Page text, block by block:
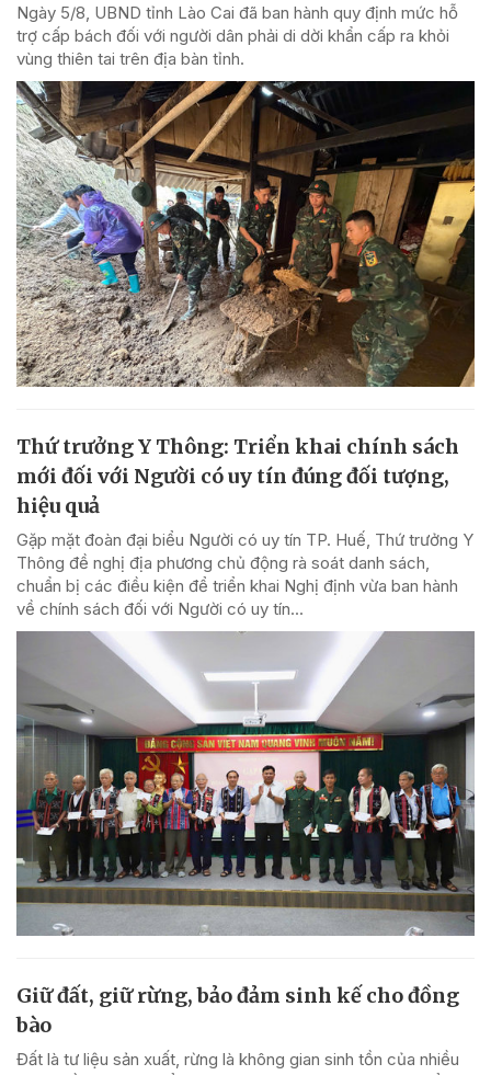
Ngày 5/8, UBND tỉnh Lào Cai đã ban hành quy định mức hỗ
trợ cấp bách đối với người dân phải di dời khẩn cấp ra khỏi
vùng thiên tai trên địa bàn tỉnh.
Thứ trưởng Y Thông: Triển khai chính sách
mới đối với Người có uy tín đúng đối tượng,
hiệu quả
Gặp mặt đoàn đại biểu Người có uy tín TP. Huế, Thứ trưởng Y
Thông đề nghị địa phương chủ động rà soát danh sách,
chuẩn bị các điều kiện để triển khai Nghị định vừa ban hành
về chính sách đối với Người có uy tín...
Giữ đất, giữ rừng, bảo đảm sinh kế cho đồng
bào
Đất là tư liệu sản xuất, rừng là không gian sinh tồn của nhiều